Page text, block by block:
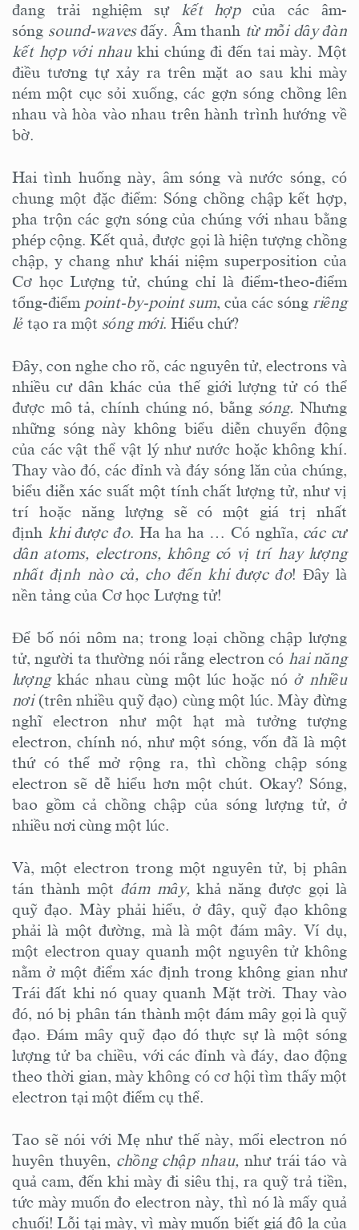
đang trải nghiệm sự
kết hợpcủa các âm-
sóng sound-wavesđấy. Âm thanh từ mỗi dây đàn
kết hợp với nhaukhi chúng đi đến tai mày. Một
điều tương tự xảy ra trên mặt ao sau khi mày
ném một cục sỏi xuống, các gợn sóng chồng lên
nhau và hòa vào nhau trên hành trình hướng về
bờ.
Hai tình huống này, âm sóng và nước sóng, có
chung một đặc điểm: Sóng chồng chập kết hợp,
pha trộn các gợn sóng của chúng với nhau bằng
phép cộng. Kết quả, được gọi là hiện tượng chồng
chập, y chang như khái niệm superposition của
Cơ học Lượng tử, chúng chỉ là điểm-theo-điểm
tổng-điểm point-by-point sum, của các sóng riêng
lẻ tạo ra một sóng mới. Hiểu chứ?
Đây, con nghe cho rõ, các nguyên tử, electrons và
nhiều cư dân khác của thế giới lượng tử có thể
được mô tả, chính chúng nó, bằng sóng. Nhưng
những sóng này không biểu diễn chuyển động
của các vật thể vật lý như nước hoặc không khí.
Thay vào đó, các đỉnh và đáy sóng lăn của chúng,
biểu diễn xác suất một tính chất lượng tử, như vị
trí hoặc năng lượng sẽ có một giá trị nhất
định khi được đo. Ha ha ha … Có nghĩa, các cư
dân atoms, electrons, không có vị trí hay lượng
nhất định nào cả, cho đến khi được đo! Đây là
nền tảng của Cơ học Lượng tử!
Để bố nói nôm na; trong loại chồng chập lượng
tử, người ta thường nói rằng electron có hai năng
lượngkhác nhau cùng một lúc hoặc nóở nhiều
nơi(trên nhiều quỹ đạo) cùng một lúc. Mày đừng
nghĩ electron như một hạt mà tưởng tượng
electron, chính nó, như một sóng, vốn đã là một
thứ có thể mở rộng ra, thì chồng chập sóng
electron sẽ dễ hiểu hơn một chút. Okay? Sóng,
bao gồm cả chồng chập của sóng lượng tử, ở
nhiều nơi cùng một lúc.
Và, một electron trong một nguyên tử, bị phân
tán thành một đám mây, khả năng được gọi là
quỹ đạo. Mày phải hiểu, ở đây, quỹ đạo không
phải là một đường, mà là một đám mây. Ví dụ,
một electron quay quanh một nguyên tử không
nằm ở một điểm xác định trong không gian như
Trái đất khi nó quay quanh Mặt trời. Thay vào
đó, nó bị phân tán thành một đám mây gọi là quỹ
đạo. Đám mây quỹ đạo đó thực sự là một sóng
lượng tử ba chiều, với các đỉnh và đáy, dao động
theo thời gian, mày không có cơ hội tìm thấy một
electron tại một điểm cụ thể.
Tao sẽ nói với Mẹ như thế này, mổi electron nó
huyên thuyên, chồng chập nhau, như trái táo và
quả cam, đến khi mày đi siêu thị, ra quỹ trả tiền,
tức mày muốn đo electron này, thì nó là mấy quả
chuối! Lỗi tại mày, vì mày muốn biết giá đô la của